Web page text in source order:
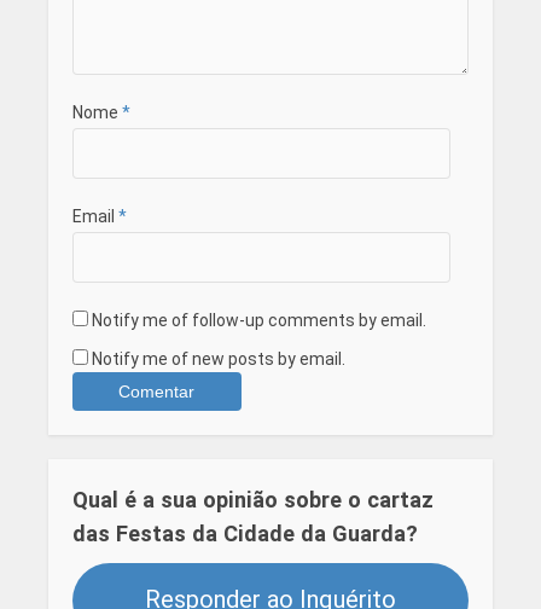
Nome *
Email *
Notify me of follow-up comments by email.
Notify me of new posts by email.
Qual é a sua opinião sobre o cartaz
das Festas da Cidade da Guarda?
Responder ao Inquérito